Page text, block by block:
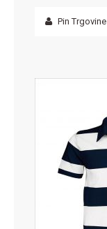
Pin Trgovine